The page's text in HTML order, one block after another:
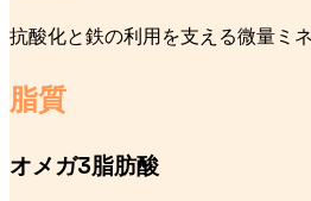
抗酸化と鉄の利用を支える微量ミ
脂質
オメガ3脂肪酸